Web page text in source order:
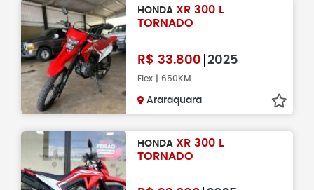
HONDA XR 300 L
TORNADO
R$ 33.800 2025
Flex | 650KM
Araraquara
HONDA XR 300 L
TORNADO